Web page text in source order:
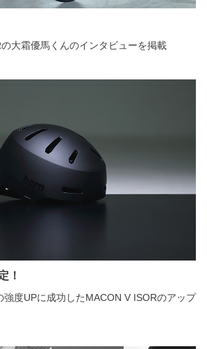
大霜優馬くんのインタビューを掲載
！
強度UPに成功したMACON V ISORのアップ